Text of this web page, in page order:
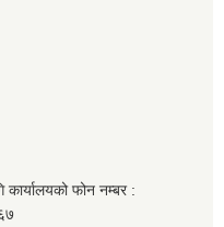
फोन नम्बर :